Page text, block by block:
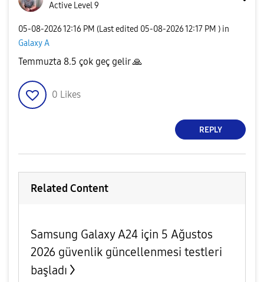
Active Level 9
‎05-08-202612:16 PM (Last edited ‎05-08-202612:17 PM ) in
Galaxy A
Temmuzta 8.5 çok geç gelir🙏
0 Likes
REPLY
Related Content
Samsung Galaxy A24 için 5 Ağustos
2026 güvenlik güncellenmesi testleri
başladı